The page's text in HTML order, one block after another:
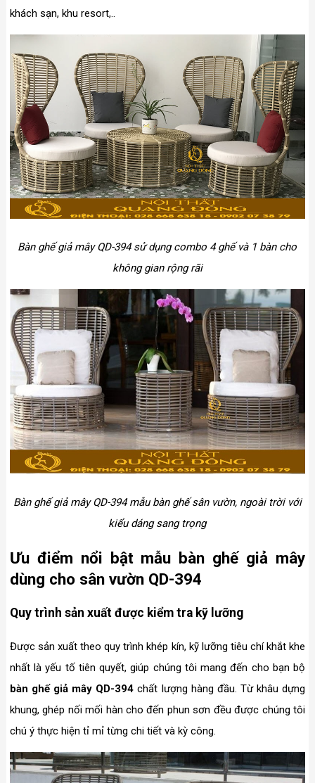
khách sạn, khu resort,..
Bàn ghế giả mây QD-394 sử dụng combo 4 ghế và 1 bàn cho
không gian rộng rãi
Bàn ghế giả mây QD-394 mẫu bàn ghế sân vườn, ngoài trời với
kiểu dáng sang trọng
Ưu điểm nổi bật mẫu bàn ghế giả mây
dùng cho sân vườn QD-394
Quy trình sản xuất được kiểm tra kỹ lưỡng
Được sản xuất theo quy trình khép kín, kỹ lưỡng tiêu chí khắt khe
nhất là yếu tố tiên quyết, giúp chúng tôi mang đến cho bạn bộ
bàn ghế giả mây QD-394 chất lượng hàng đầu. Từ khâu dựng
khung, ghép nối mối hàn cho đến phun sơn đều được chúng tôi
chú ý thực hiện tỉ mỉ từng chi tiết và kỳ công.